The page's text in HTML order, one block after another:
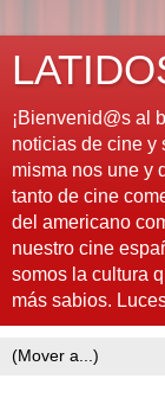
¡Bienvenid@s al
noticias de cine y
misma nos une y
tanto de cine
del americano
nuestro cine
somos la cultura
más sabios.